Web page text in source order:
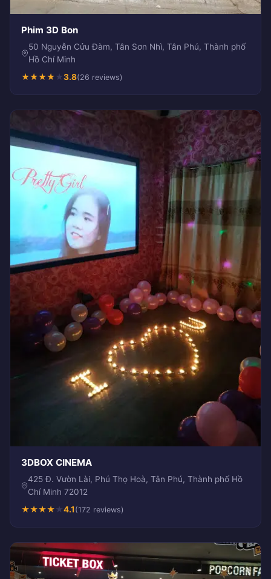
Phim 3D Bon
50 Nguyễn Cửu Đàm, Tân Sơn Nhì, Tân Phú, Thành phố
Hồ Chí Minh
★★★★★3.8(26 reviews)
3DBOX CINEMA
425 Đ. Vườn Lài, Phú Thọ Hoà, Tân Phú, Thành phố Hồ
Chí Minh 72012
★★★★★4.1 (172 reviews)